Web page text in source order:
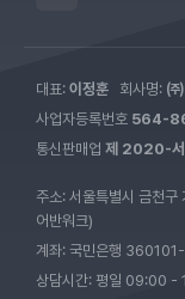
대표: 이정훈 회사명: ㈜
사업자등록번호 564-
통신판매업 제 2020-
주소: 서울특별시 금천
어반워크)
계좌: 국민은행
상담시간: 평일 09:00 -